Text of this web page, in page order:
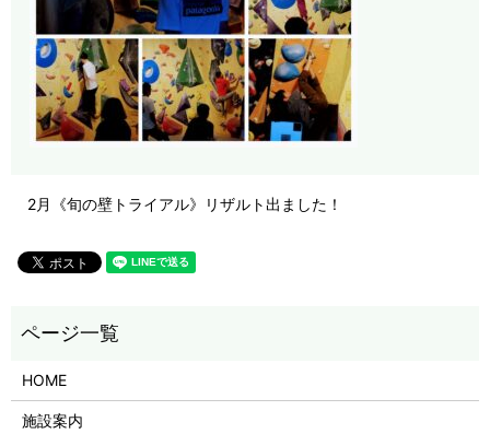
2月《旬の壁トライアル》リザルト出ました！
HOME
施設案内